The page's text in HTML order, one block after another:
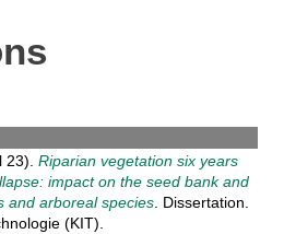
23). Riparian vegetation six years
impact on the seed bank and
and arboreal species. Dissertation.
(KIT).